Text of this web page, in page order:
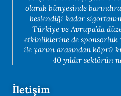
olarak bünyesinde
beslendiği kadar
Türkiye ve Avrupa’da
etkinliklerine de sponsorluk
ile yarını arasından köprü
40 yıldır sektörün
İletişim